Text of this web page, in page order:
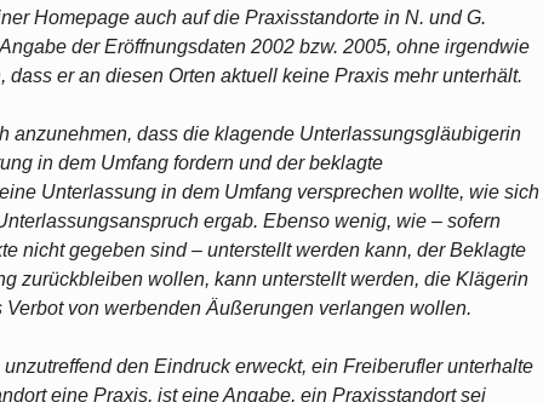
Homepage auch auf die Praxisstandorte in N. und G.
der Eröffnungsdaten 2002 bzw. 2005, ohne irgendwie
dass er an diesen Orten aktuell keine Praxis mehr unterhält.
anzunehmen, dass die klagende Unterlassungsgläubigerin
in dem Umfang fordern und der beklagte
Unterlassung in dem Umfang versprechen wollte, wie sich
ergab. Ebenso wenig, wie – sofern
nicht gegeben sind – unterstellt werden kann, der Beklagte
zurückbleiben wollen, kann unterstellt werden, die Klägerin
von werbenden Äußerungen verlangen wollen.
den Eindruck erweckt, ein Freiberufler unterhalte
eine Praxis, ist eine Angabe, ein Praxisstandort sei